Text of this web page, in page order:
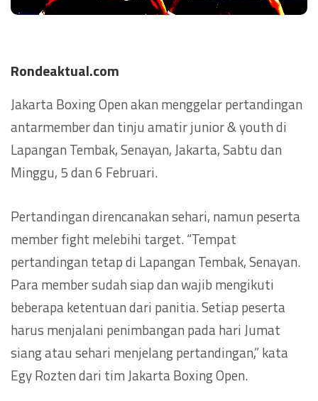
Rondeaktual.com
Jakarta Boxing Open akan menggelar pertandingan
antarmember dan tinju amatir junior & youth di
Lapangan Tembak, Senayan, Jakarta, Sabtu dan
Minggu, 5 dan 6 Februari.
Pertandingan direncanakan sehari, namun peserta
member fight melebihi target. “Tempat
pertandingan tetap di Lapangan Tembak, Senayan.
Para member sudah siap dan wajib mengikuti
beberapa ketentuan dari panitia. Setiap peserta
harus menjalani penimbangan pada hari Jumat
siang atau sehari menjelang pertandingan,” kata
Egy Rozten dari tim Jakarta Boxing Open.